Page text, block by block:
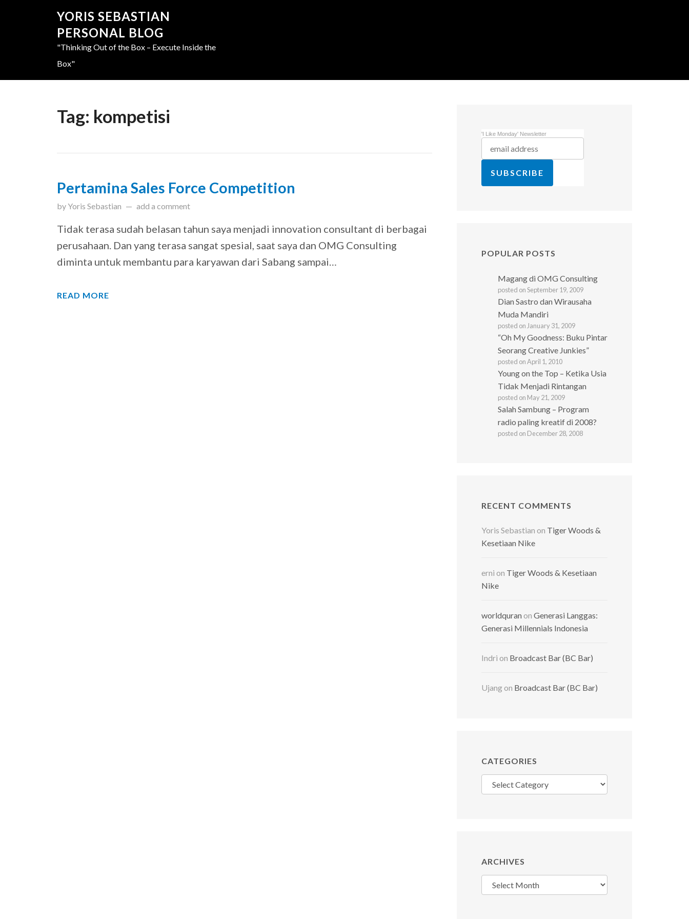
YORIS SEBASTIAN
PERSONAL BLOG
"Thinking Out of the Box – Execute Inside the
Box"
Tag: kompetisi
Pertamina Sales Force Competition
by Yoris Sebastian updated onAugust 10, 2023
add a comment
Tidak terasa sudah belasan tahun saya menjadi innovation consultant di berbagai
perusahaan. Dan yang terasa sangat spesial, saat saya dan OMG Consulting
diminta untuk membantu para karyawan dari Sabang sampai…
READ MORE
'I Like Monday' Newsletter
POPULAR POSTS
Magang di OMG Consulting
posted on September 19, 2009
Dian Sastro dan Wirausaha
Muda Mandiri
posted on January 31, 2009
“Oh My Goodness: Buku Pintar
Seorang Creative Junkies”
posted on April 1, 2010
Young on the Top – Ketika Usia
Tidak Menjadi Rintangan
posted on May 21, 2009
Salah Sambung – Program
radio paling kreatif di 2008?
posted on December 28, 2008
RECENT COMMENTS
Yoris Sebastian on Tiger Woods &
Kesetiaan Nike
erni on Tiger Woods & Kesetiaan
Nike
worldquran on Generasi Langgas:
Generasi Millennials Indonesia
Indri on Broadcast Bar (BC Bar)
Ujangon Broadcast Bar (BC Bar)
CATEGORIES
ARCHIVES